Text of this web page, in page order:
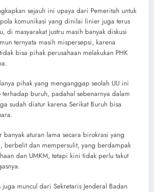
sejauh ini upaya dari Pemeritah untuk
komunikasi yang dinilai linier juga terus
di masyarakat justru masih banyak diskusi
ternyata masih mispersepsi, karena
bisa pihak perusahaan melakukan PHK
pihak yang menganggap seolah UU ini
buruh, padahal sebenarnya dalam
sudah diatur karena Serikat Buruh bisa
banyak aturan lama secara birokrasi yang
berbelit dan mempersulit, yang berdampak
dan UMKM, tetapi kini tidak perlu takut
muncul dari Sekretaris Jenderal Badan